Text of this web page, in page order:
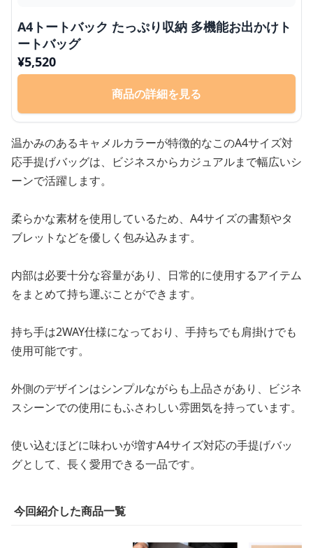
A4トートバック たっぷり収納 多機能お出かけト
ートバッグ
¥5,520
商品の詳細を見る
温かみのあるキャメルカラーが特徴的なこのA4サイズ対
応手提げバッグは、ビジネスからカジュアルまで幅広いシ
ーンで活躍します。
柔らかな素材を使用しているため、A4サイズの書類やタ
ブレットなどを優しく包み込みます。
内部は必要十分な容量があり、日常的に使用するアイテム
をまとめて持ち運ぶことができます。
持ち手は2WAY仕様になっており、手持ちでも肩掛けでも
使用可能です。
外側のデザインはシンプルながらも上品さがあり、ビジネ
スシーンでの使用にもふさわしい雰囲気を持っています。
使い込むほどに味わいが増すA4サイズ対応の手提げバッ
グとして、長く愛用できる一品です。
今回紹介した商品一覧